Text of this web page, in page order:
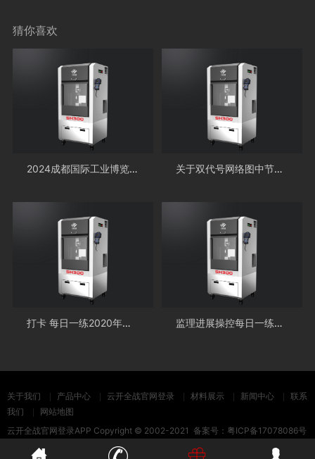
猜你喜欢
2024成都国际工业博览会“成都工博会” 关于双代号网络图中节点和箭线的说法正确的是()。
打卡 每日一练2020年咨询必胜！79 监理进展操控每日一练：双代号网络图的制作（2018628）
关于我们 产品中心 云开全战官网登录 材料展示 新闻中心
联系
我们
网站地图
云开全战官网登录APP Copyright © 2002-2021 备案号： 粤ICP备17078086号